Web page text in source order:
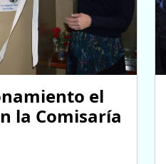
el
la Comisaría